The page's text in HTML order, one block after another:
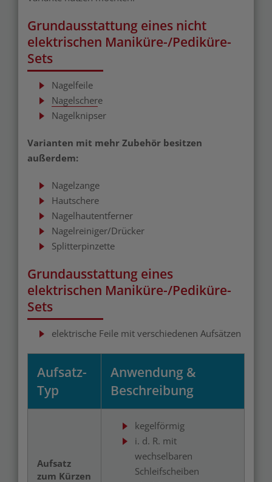
Grundausstattung eines nicht
elektrischen Maniküre-/Pediküre-
Sets
Nagelfeile
Nagelschere
Nagelknipser
Varianten mit mehr Zubehör besitzen
außerdem:
Nagelzange
Hautschere
Nagelhautentferner
Nagelreiniger/Drücker
Splitterpinzette
Grundausstattung eines
elektrischen Maniküre-/Pediküre-
Sets
elektrische Feile mit verschiedenen Aufsätzen
Aufsatz-
Typ
Anwendung &
Beschreibung
Aufsatz
zum Kürzen
kegelförmig
i. d. R. mit
wechselbaren
Schleifscheiben